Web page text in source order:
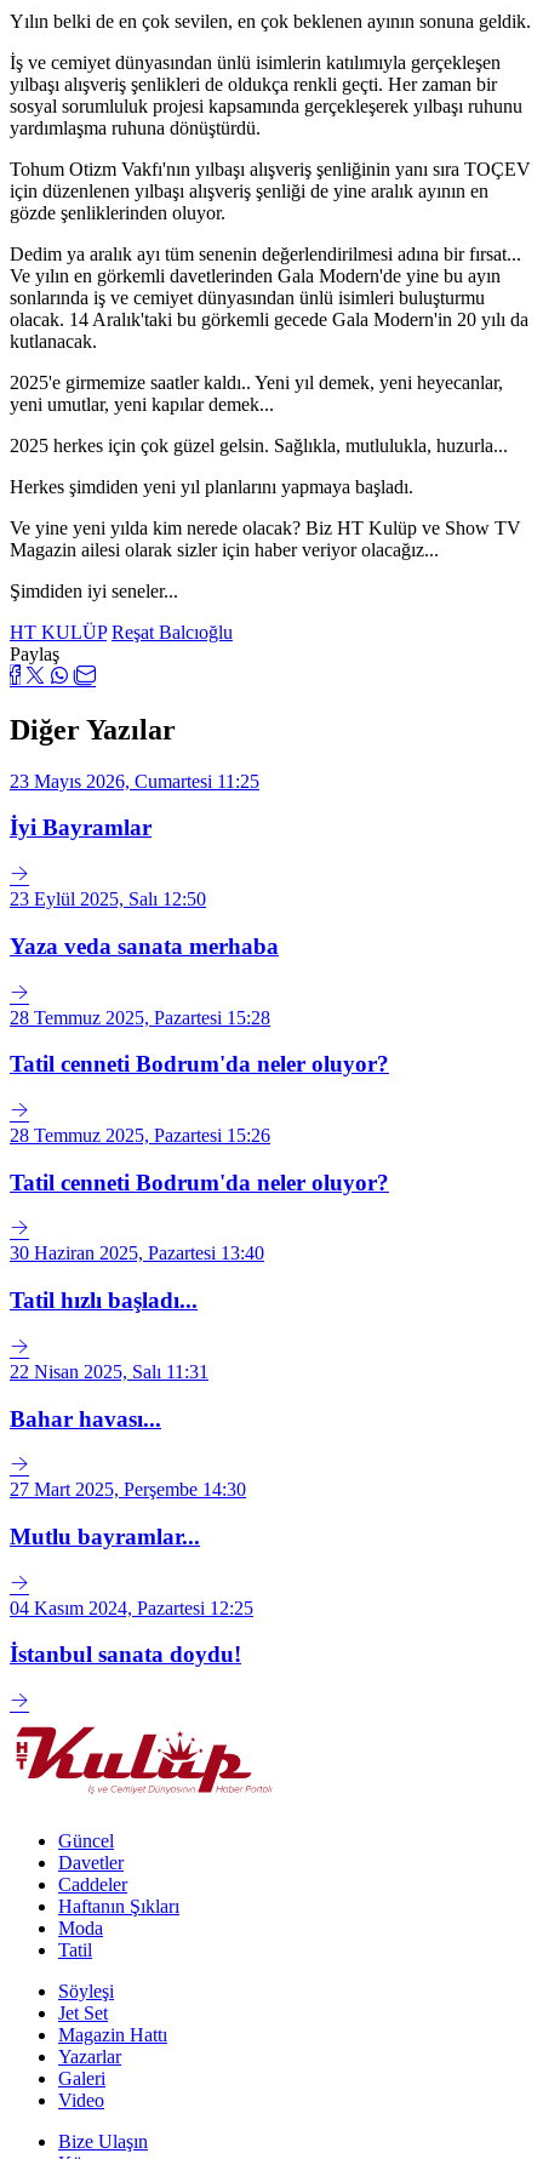
Yılın belki de en çok sevilen, en çok beklenen ayının sonuna geldik.
İş ve cemiyet dünyasından ünlü isimlerin katılımıyla gerçekleşen
yılbaşı alışveriş şenlikleri de oldukça renkli geçti. Her zaman bir
sosyal sorumluluk projesi kapsamında gerçekleşerek yılbaşı ruhunu
yardımlaşma ruhuna dönüştürdü.
Tohum Otizm Vakfı'nın yılbaşı alışveriş şenliğinin yanı sıra TOÇEV
için düzenlenen yılbaşı alışveriş şenliği de yine aralık ayının en
gözde şenliklerinden oluyor.
Dedim ya aralık ayı tüm senenin değerlendirilmesi adına bir fırsat...
Ve yılın en görkemli davetlerinden Gala Modern'de yine bu ayın
sonlarında iş ve cemiyet dünyasından ünlü isimleri buluşturmu
olacak. 14 Aralık'taki bu görkemli gecede Gala Modern'in 20 yılı da
kutlanacak.
2025'e girmemize saatler kaldı.. Yeni yıl demek, yeni heyecanlar,
yeni umutlar, yeni kapılar demek...
2025 herkes için çok güzel gelsin. Sağlıkla, mutlulukla, huzurla...
Herkes şimdiden yeni yıl planlarını yapmaya başladı.
Ve yine yeni yılda kim nerede olacak? Biz HT Kulüp ve Show TV
Magazin ailesi olarak sizler için haber veriyor olacağız...
Şimdiden iyi seneler...
HT KULÜP Reşat Balcıoğlu
Paylaş
Diğer Yazılar
23 Mayıs 2026, Cumartesi 11:25
İyi Bayramlar
23 Eylül 2025, Salı 12:50
Yaza veda sanata merhaba
28 Temmuz 2025, Pazartesi 15:28
Tatil cenneti Bodrum'da neler oluyor?
28 Temmuz 2025, Pazartesi 15:26
Tatil cenneti Bodrum'da neler oluyor?
30 Haziran 2025, Pazartesi 13:40
Tatil hızlı başladı...
22 Nisan 2025, Salı 11:31
Bahar havası...
27 Mart 2025, Perşembe 14:30
Mutlu bayramlar...
04 Kasım 2024, Pazartesi 12:25
İstanbul sanata doydu!
Güncel
Davetler
Caddeler
Haftanın Şıkları
Moda
Tatil
Söyleşi
Jet Set
Magazin Hattı
Yazarlar
Galeri
Video
Bize Ulaşın